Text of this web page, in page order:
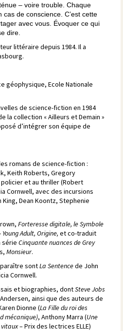
– voire trouble. Chaque
de conscience. C’est cette
avec vous. Évoquer ce qui
dire.
littéraire depuis 1984. Il a
géophysique, Ecole Nationale
de science-fiction en 1984
la collection « Ailleurs et Demain »
d’intégrer son équipe de
romans de science-fiction :
Keith Roberts, Gregory
et au thriller (Robert
Cornwell, avec des incursions
Dean Koontz, Stephenie
Forteresse digitale, le Symbole
Adult, Origine, et co-traduit
série Cinquante nuances de Grey
Monsieur.
sontLa Sentencede John
Cornwell.
et biographies, dontSteve Jobs
ainsi que des auteurs de
Dionne (La Fille du roi des
mécanique), Anthony Marra (Une
vitaux– Prix des lectrices ELLE)